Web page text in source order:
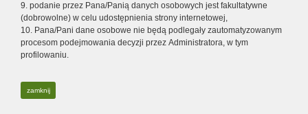
9. podanie przez Pana/Panią danych osobowych jest fakultatywne
(dobrowolne) w celu udostępnienia strony internetowej,
10. Pana/Pani dane osobowe nie będą podlegały zautomatyzowanym
procesom podejmowania decyzji przez Administratora, w tym
profilowaniu.
zamknij